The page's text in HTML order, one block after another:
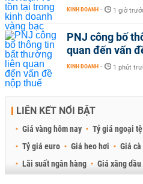
KINH DOANH - 1 giờ
PNJ công bố
quan đến vấn
KINH DOANH - 1 phút
LIÊN KẾT NỔI BẬT
Giá vàng hôm nay Tỷ giá ngoại tệ
Tỷ giá euro
Giá heo hơi Giá
Lãi suất ngân hàng
Giá xăng dầu